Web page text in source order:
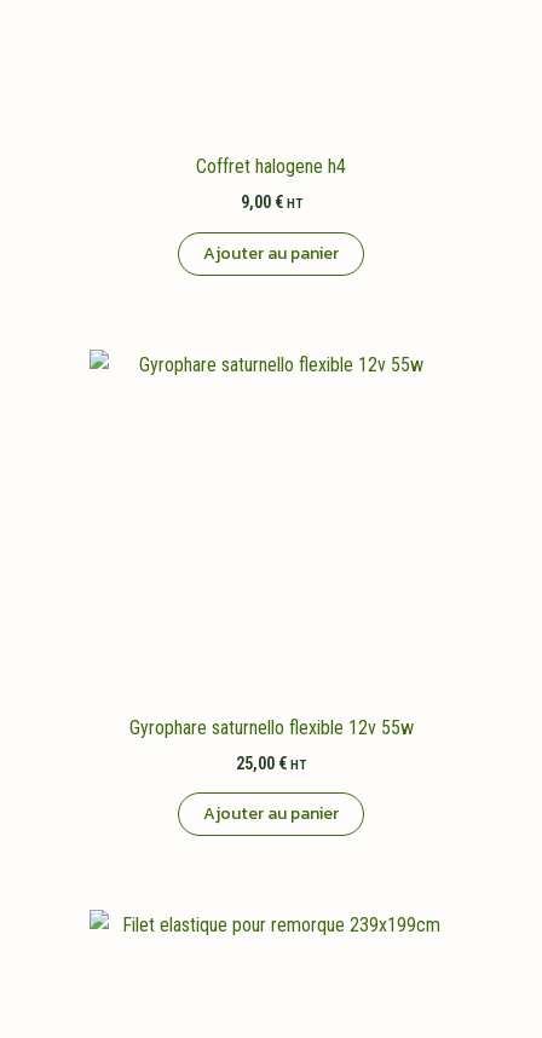
Coffret halogene h4
9,00 € HT
Ajouter au panier
Gyrophare saturnello flexible 12v 55w
25,00 € HT
Ajouter au panier